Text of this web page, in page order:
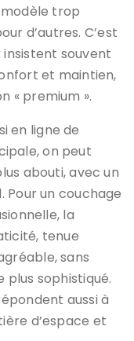
trop
d’autres. C’est
souvent
et maintien,
« premium ».
en ligne de
on peut
abouti, avec un
Pour un couchage
la
tenue
sans
plus sophistiqué.
aussi à
d’espace et